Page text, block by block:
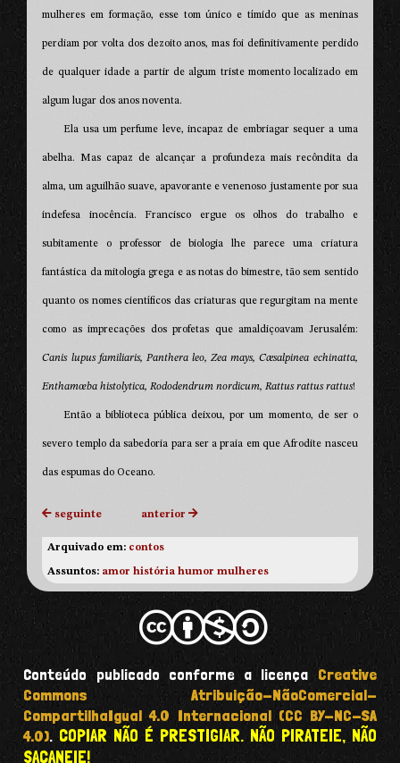
mulheres em formação, esse tom único e tímido que as meninas
perdiam por volta dos dezoito anos, mas foi definitivamente perdido
de qualquer idade a partir de algum triste momento localizado em
algum lugar dos anos noventa.
Ela usa um perfume leve, incapaz de embriagar sequer a uma
abelha. Mas capaz de alcançar a profundeza mais recôndita da
alma, um aguilhão suave, apavorante e venenoso justamente por sua
indefesa inocência. Francisco ergue os olhos do trabalho e
subitamente o professor de biologia lhe parece uma criatura
fantástica da mitologia grega e as notas do bimestre, tão sem sentido
quanto os nomes científicos das criaturas que regurgitam na mente
como as imprecações dos profetas que amaldiçoavam Jerusalém:
Canis lupus familiaris, Panthera leo, Zea mays, Cæsalpinea echinatta,
Enthamœba histolytica, Rododendrum nordicum, Rattus rattus rattus!
Então a biblioteca pública deixou, por um momento, de ser o
severo templo da sabedoria para ser a praia em que Afrodite nasceu
das espumas do Oceano.
seguinte anterior
Arquivado em: contos
Assuntos: amor história humor mulheres
Conteúdo publicado conforme a licença Creative
Commons Atribuição-NãoComercial-
CompartilhaIgual 4.0 Internacional (CC BY-NC-SA
4.0).COPIAR NÃO É PRESTIGIAR. NÃO PIRATEIE, NÃO
SACANEIE!